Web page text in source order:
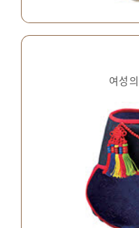
여성